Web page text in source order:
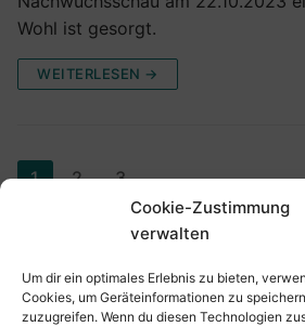
Cookie-Zustimmung
verwalten
Um dir ein optimales Erlebnis zu bieten,
Cookies, um Geräteinformationen zu
zuzugreifen. Wenn du diesen Technologien
Wohl ist gesorgt.
WEITERLESEN →
1 2 3